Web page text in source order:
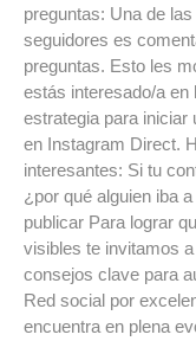
preguntas: Una de
seguidores es
preguntas. Esto les
estás interesado/a en
estrategia para iniciar
en Instagram Direct.
interesantes: Si tu
¿por qué alguien iba
publicar Para lograr
visibles te invitamos
consejos clave para
Red social por
encuentra en plena